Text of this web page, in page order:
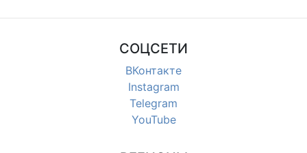
СОЦСЕТИ
ВКонтакте
Instagram
Telegram
YouTube